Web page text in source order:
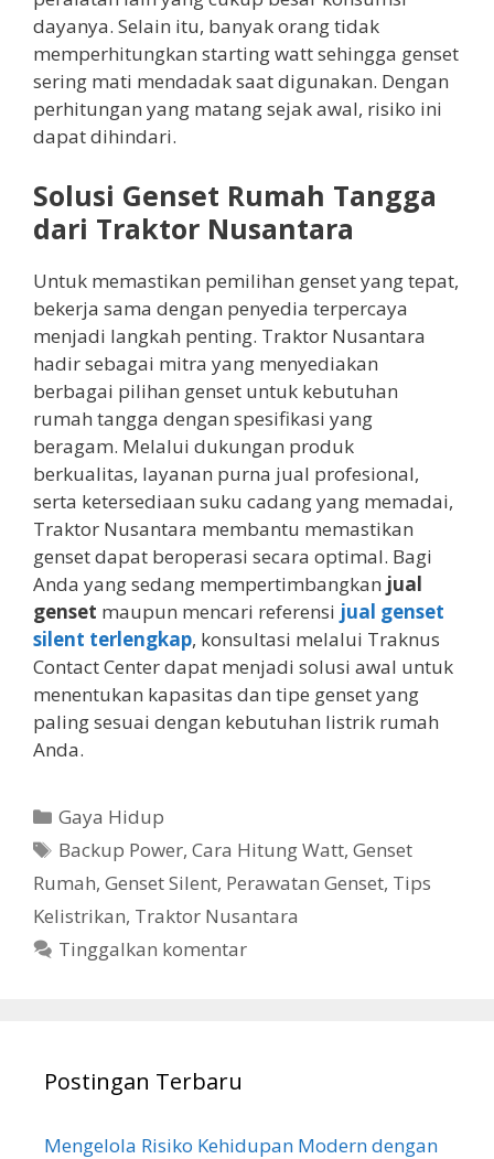
dayanya. Selain itu, banyak orang tidak
memperhitungkan starting watt sehingga genset
sering mati mendadak saat digunakan. Dengan
perhitungan yang matang sejak awal, risiko ini
dapat dihindari.
Solusi Genset Rumah Tangga
dari Traktor Nusantara
Untuk memastikan pemilihan genset yang tepat,
bekerja sama dengan penyedia terpercaya
menjadi langkah penting. Traktor Nusantara
hadir sebagai mitra yang menyediakan
berbagai pilihan genset untuk kebutuhan
rumah tangga dengan spesifikasi yang
beragam. Melalui dukungan produk
berkualitas, layanan purna jual profesional,
serta ketersediaan suku cadang yang memadai,
Traktor Nusantara membantu memastikan
genset dapat beroperasi secara optimal. Bagi
Anda yang sedang mempertimbangkan jual
genset maupun mencari referensi jual genset
silent terlengkap, konsultasi melalui Traknus
Contact Center dapat menjadi solusi awal untuk
menentukan kapasitas dan tipe genset yang
paling sesuai dengan kebutuhan listrik rumah
Anda.
Kategori
Gaya Hidup
Tag
Backup Power,Cara Hitung Watt,Genset
Rumah, Genset Silent, Perawatan Genset, Tips
Kelistrikan, Traktor Nusantara
Tinggalkan komentar
Postingan Terbaru
Mengelola Risiko Kehidupan Modern dengan